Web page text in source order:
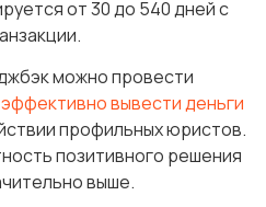
от 30 до 540 дней с
можно провести
эффективно вывести деньги
профильных юристов.
позитивного решения
выше.